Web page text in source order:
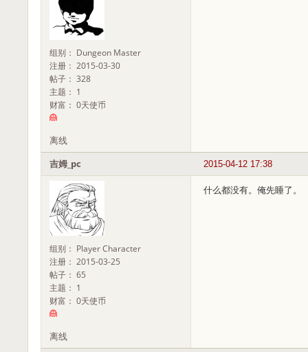
组别： Dungeon Master
注册： 2015-03-30
帖子： 328
主题： 1
财富： 0天使币
离线
2015-04-12 17:38
吉姆_pc
组别： Player Character
注册： 2015-03-25
帖子： 65
主题： 1
财富： 0天使币
什么都没有。俺先睡了。
离线